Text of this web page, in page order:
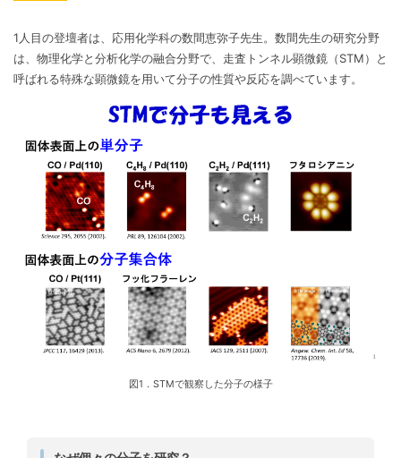
1人目の登壇者は、応用化学科の数間恵弥子先生。数間先生の研究分野
は、物理化学と分析化学の融合分野で、走査トンネル顕微鏡（STM）と
呼ばれる特殊な顕微鏡を用いて分子の性質や反応を調べています。
図1．STMで観察した分子の様子